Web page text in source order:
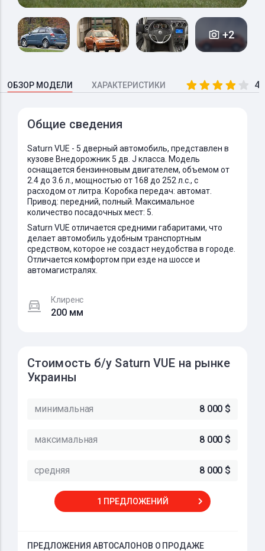
+2
ОБЗОР МОДЕЛИ ХАРАКТЕРИСТИКИ
Общие сведения
Saturn VUE - 5 дверный автомобиль, представлен в
кузове Внедорожник 5 дв. J класса. Модель
оснащается бензинновым двигателем, объемом от
2.4 до 3.6 л., мощностью от 168 до 252 л.с., с
расходом от литра. Коробка передач: автомат.
Привод: передний, полный. Максимальное
количество посадочных мест: 5.
Saturn VUE отличается средними габаритами, что
делает автомобиль удобным транспортным
средством, которое не создаст неудобства в городе.
Отличается комфортом при езде на шоссе и
автомагистралях.
Клиренс
200 мм
Стоимость б/у Saturn VUE на рынке
Украины
минимальная 8 000 $
максимальная 8 000 $
средняя 8 000 $
1 ПРЕДЛОЖЕНИЙ
ПРЕДЛОЖЕНИЯ АВТОСАЛОНОВ О ПРОДАЖЕ